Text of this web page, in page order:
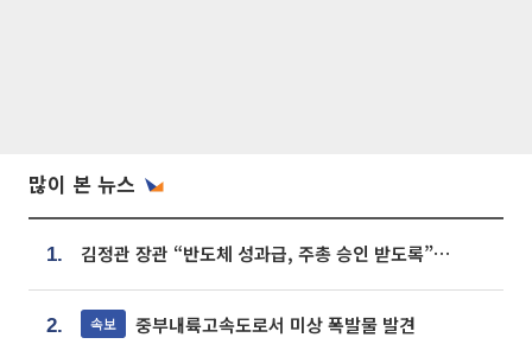
많이 본 뉴스
1. 김정관 장관 “반도체 성과급, 주총 승인 받도록”…상법·자본시장법 개정 시사
2. 속보 중부내륙고속도로서 미상 폭발물 발견